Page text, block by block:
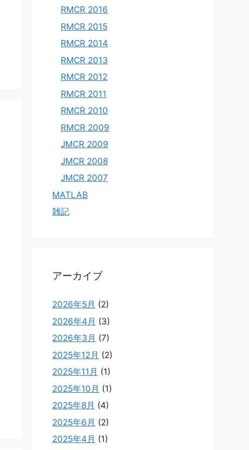
RMCR 2016
RMCR 2015
RMCR 2014
RMCR 2013
RMCR 2012
RMCR 2011
RMCR 2010
RMCR 2009
JMCR 2009
JMCR 2008
JMCR 2007
MATLAB
雑記
アーカイブ
2026年5月 (2)
2026年4月 (3)
2026年3月 (7)
2025年12月 (2)
2025年11月 (1)
2025年10月 (1)
2025年8月 (4)
2025年6月 (2)
2025年4月 (1)